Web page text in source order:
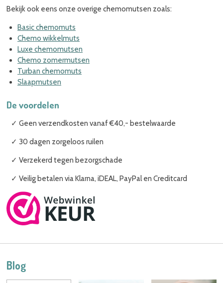
Bekijk ook eens onze overige chemomutsen zoals:
Basic chemomuts
Chemo wikkelmuts
Luxe chemomutsen
Chemo zomermutsen
Turban chemomuts
Slaapmutsen
De voordelen
✓ Geen verzendkosten vanaf €40,- bestelwaarde
✓ 30 dagen zorgeloos ruilen
✓ Verzekerd tegen bezorgschade
✓ Veilig betalen via Klarna, iDEAL, PayPal en Creditcard
Blog